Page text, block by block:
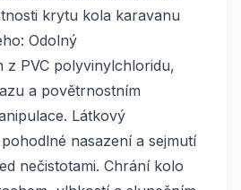
krytu kola karavanu
Odolný
z PVC polyvinylchloridu,
a povětrnostním
Látkový
nasazení a sejmutí
nečistotami. Chrání kolo